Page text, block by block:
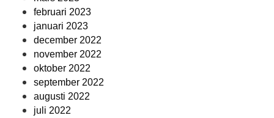
februari 2023
januari 2023
december 2022
november 2022
oktober 2022
september 2022
augusti 2022
juli 2022